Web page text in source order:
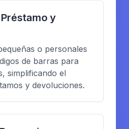
y
o personales
de barras para
simplificando el
y devoluciones.